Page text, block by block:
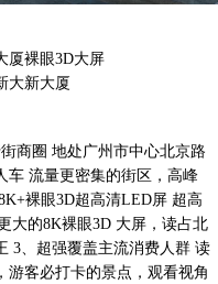
厦裸眼3D大屏
大新大厦
商圈 地处广州市中心北京路
车 流量更密集的街区，高峰
裸眼3D超高清LED屏 超高
大的8K裸眼3D 大屏，读占北
3、超强覆盖主流消费人群 读
游客必打卡的景点，观看视角